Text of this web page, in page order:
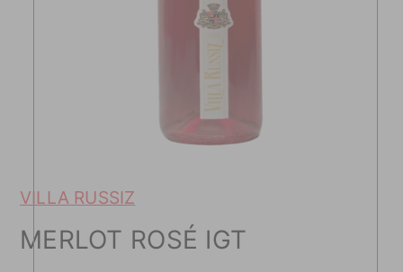
VILLA RUSSIZ
MERLOT ROSÉ IGT